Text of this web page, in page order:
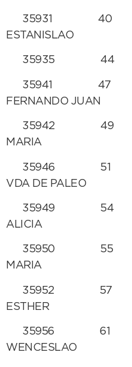
35931 40
ESTANISLAO
35935 44
35941 47
FERNANDO JUAN
35942 49
MARIA
35946 51 GOÑI
VDA DE PALEO
35949 54
ALICIA
35950 55
MARIA
35952 57
ESTHER
35956 61
WENCESLAO